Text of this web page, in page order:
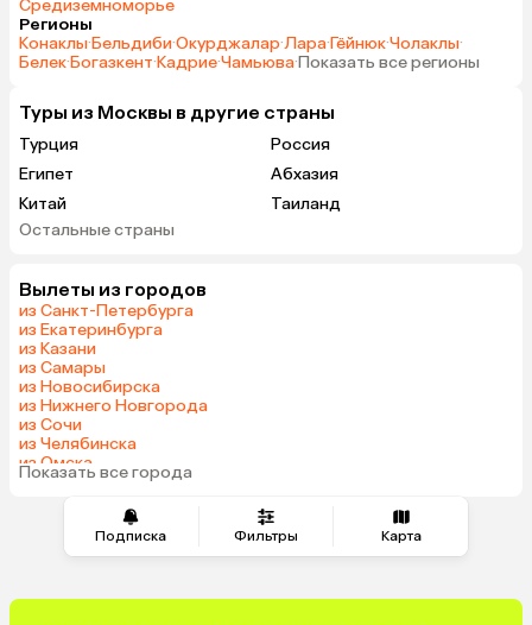
Подписка Фильтры Карта
Средиземноморье
Регионы
Конаклы·Бельдиби·Окурджалар·Лара·Гёйнюк·Чолаклы·
Белек·Богазкент·Кадрие·Чамьюва·Показать все регионы
Туры из Москвы в другие страны
Турция
Россия
Египет
Абхазия
Китай
Таиланд
Вьетнам
Грузия
Индонезия
Сейшелы
Казахстан
Узбекистан
Маврикий
Япония
Катар
Южная Корея
Киргизия
Остальные страны
Вылеты из городов
из Санкт-Петербурга
из Екатеринбурга
из Казани
из Самары
из Новосибирска
из Нижнего Новгорода
из Сочи
из Челябинска
из Омска
из Красноярска
Показать все города